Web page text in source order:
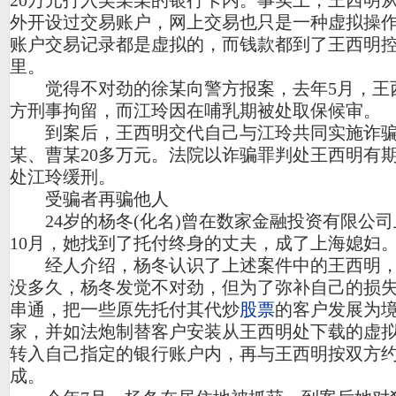
外开设过交易账户，网上交易也只是一种虚拟操
账户交易记录都是虚拟的，而钱款都到了王西明
里。
觉得不对劲的徐某向警方报案，去年5月，王
方刑事拘留，而江玲因在哺乳期被处取保候审。
到案后，王西明交代自己与江玲共同实施诈
某、曹某20多万元。法院以诈骗罪判处王西明有
处江玲缓刑。
受骗者再骗他人
24岁的杨冬(化名)曾在数家金融投资有限公司
10月，她找到了托付终身的丈夫，成了上海媳妇
经人介绍，杨冬认识了上述案件中的王西明
没多久，杨冬发觉不对劲，但为了弥补自己的损
串通，把一些原先托付其代炒股票的客户发展为
家，并如法炮制替客户安装从王西明处下载的虚
转入自己指定的银行账户内，再与王西明按双方
成。